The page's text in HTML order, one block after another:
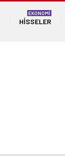
HISSELER
EKONOMİ